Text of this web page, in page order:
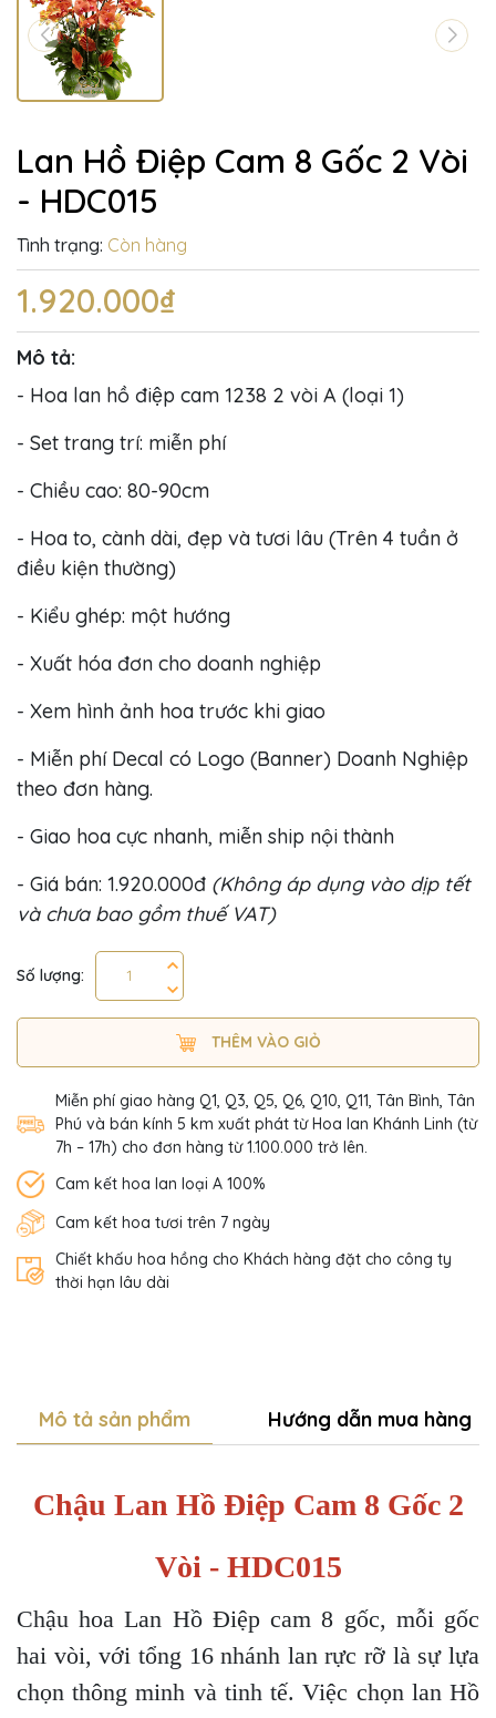
Lan Hồ Điệp Cam 8 Gốc 2 Vòi
- HDC015
Tình trạng: Còn hàng
1.920.000₫
Mô tả:
- Hoa lan hồ điệp cam 1238 2 vòi A (loại 1)
- Set trang trí: miễn phí
- Chiều cao: 80-90cm
- Hoa to, cành dài, đẹp và tươi lâu (Trên 4 tuần ở
điều kiện thường)
- Kiểu ghép: một hướng
- Xuất hóa đơn cho doanh nghiệp
- Xem hình ảnh hoa trước khi giao
- Miễn phí Decal có Logo (Banner) Doanh Nghiệp
theo đơn hàng.
- Giao hoa cực nhanh, miễn ship nội thành
- Giá bán: 1.920.000đ (Không áp dụng vào dịp tết
và chưa bao gồm thuế VAT)
Số lượng:
THÊM VÀO GIỎ
Miễn phí giao hàng Q1, Q3, Q5, Q6, Q10, Q11, Tân Bình, Tân
Phú và bán kính 5 km xuất phát từ Hoa lan Khánh Linh (từ
7h – 17h) cho đơn hàng từ 1.100.000 trở lên.
Cam kết hoa lan loại A 100%
Cam kết hoa tươi trên 7 ngày
Chiết khấu hoa hồng cho Khách hàng đặt cho công ty
thời hạn lâu dài
Mô tả sản phẩm Hướng dẫn mua hàng
Chậu Lan Hồ Điệp Cam 8 Gốc 2
Vòi - HDC015
Chậu hoa Lan Hồ Điệp cam 8 gốc, mỗi gốc
hai vòi, với tổng 16 nhánh lan rực rỡ là sự lựa
chọn thông minh và tinh tế. Việc chọn lan Hồ